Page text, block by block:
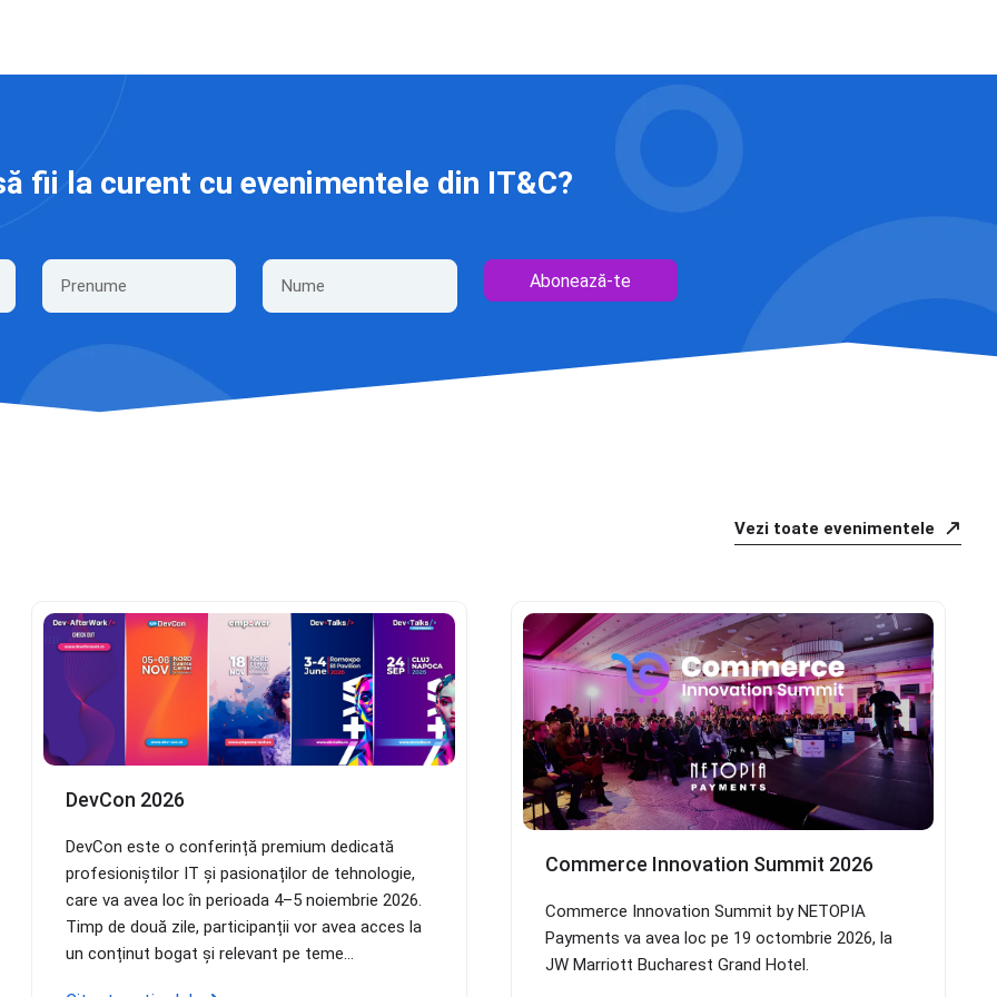
fii la curent cu evenimentele din IT&C?
Abonează-te
Vezi toate evenimentele
DevCon 2026
DevCon este o conferință premium dedicată
profesioniștilor IT și pasionaților de tehnologie,
care va avea loc în perioada 4–5 noiembrie 2026.
Timp de două zile, participanții vor avea acces la
un conținut bogat și relevant pe teme...
Commerce Innovation Summit 2026
Commerce Innovation Summit by NETOPIA
Payments va avea loc pe 19 octombrie 2026, la
JW Marriott Bucharest Grand Hotel.